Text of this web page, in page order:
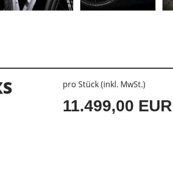
pro Stück (inkl. MwSt.)
11.499,00 EUR